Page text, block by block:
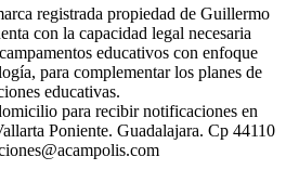
registrada propiedad de Guillermo
con la capacidad legal necesaria
educativos con enfoque
para complementar los planes de
educativas.
para recibir notificaciones en
Poniente. Guadalajara. Cp 44110